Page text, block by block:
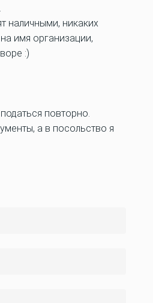
наличными, никаких
имя организации,
:)
повторно.
а в посольство я